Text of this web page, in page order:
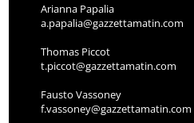
Arianna Papalia
a.papalia@gazzettamatin.com
Thomas Piccot
t.piccot@gazzettamatin.com
Fausto Vassoney
f.vassoney@gazzettamatin.com